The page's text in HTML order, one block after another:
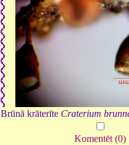
Brūnā krāterīte Craterium
Komentēt (0)